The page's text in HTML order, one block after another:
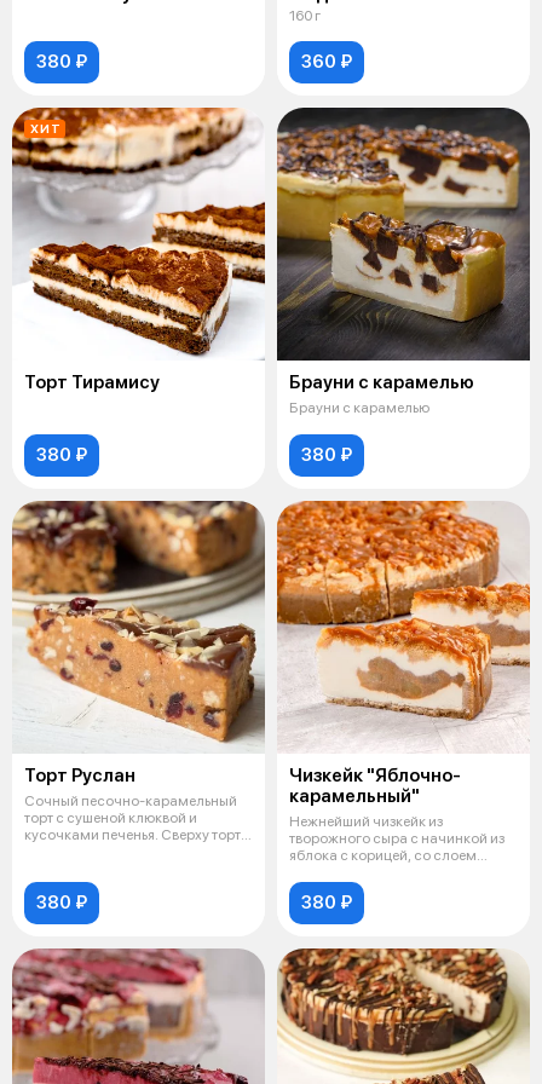
380 ₽
160 г
360 ₽
ХИТ
Торт Тирамису
380 ₽
Брауни с карамелью
Брауни с карамелью
380 ₽
Торт Руслан
Сочный песочно-карамельный
торт с сушеной клюквой и
кусочками печенья. Сверху торт
380 ₽
Чизкейк "Яблочно-
карамельный"
Нежнейший чизкейк из
творожного сыра с начинкой из
яблока с корицей, со слоем
380 ₽